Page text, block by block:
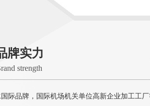
牌实力
strength
际品牌，国际机场机关单位高新企业加工工